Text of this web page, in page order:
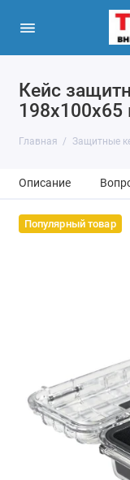
Кейс
Главная Защитные
Описание
Популярный товар